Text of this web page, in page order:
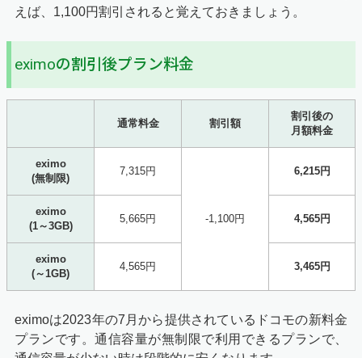
えば、1,100円割引されると覚えておきましょう。
eximoの割引後プラン料金
通常料金 割引額
割引後の
月額料金
eximo
(無制限)
7,315円
-1,100円
6,215円
eximo
(1～3GB)
5,665円 4,565円
eximo
(～1GB)
4,565円 3,465円
eximoは2023年の7月から提供されているドコモの新料金
プランです。通信容量が無制限で利用できるプランで、